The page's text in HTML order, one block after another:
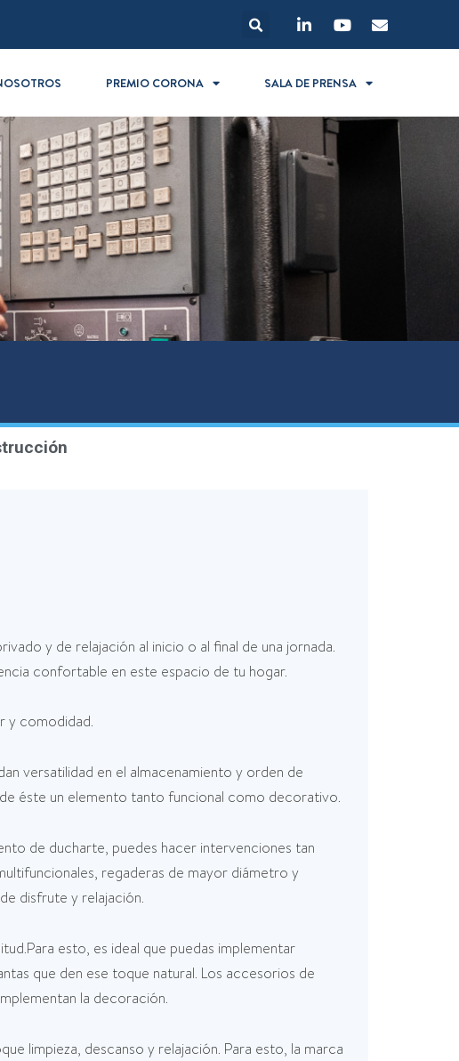
PREMIO CORONA SALA DE PRENSA
y de relajación al inicio o al final de una jornada.
confortable en este espacio de tu hogar.
y comodidad.
versatilidad en el almacenamiento y orden de
éste un elemento tanto funcional como decorativo.
de ducharte, puedes hacer intervenciones tan
regaderas de mayor diámetro y
disfrute y relajación.
esto, es ideal que puedas implementar
que den ese toque natural. Los accesorios de
la decoración.
limpieza, descanso y relajación. Para esto, la marca